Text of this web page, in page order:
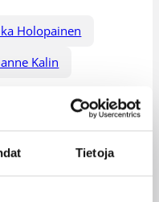
Tietoja
Holopainen
Kalin